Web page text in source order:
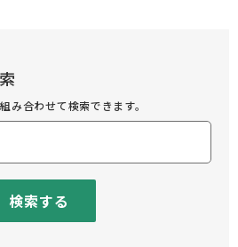
み合わせて検索できます。
検索する